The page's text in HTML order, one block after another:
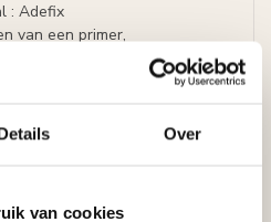
Over
van cookies
: Adefix
van een primer,